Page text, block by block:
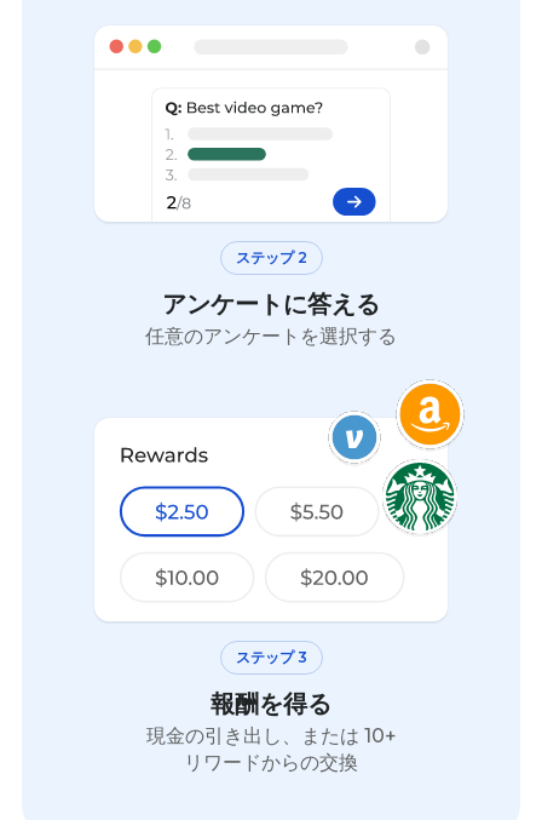
ステップ 2
アンケートに答える
任意のアンケートを選択する
ステップ 3
報酬を得る
現金の引き出し、または 10+
リワードからの交換